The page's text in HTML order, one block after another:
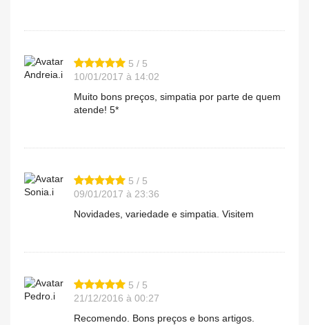
Andreia.i
5 / 5
10/01/2017 à 14:02
Muito bons preços, simpatia por parte de quem
atende! 5*
Sonia.i
5 / 5
09/01/2017 à 23:36
Novidades, variedade e simpatia. Visitem
Pedro.i
5 / 5
21/12/2016 à 00:27
Recomendo. Bons preços e bons artigos.